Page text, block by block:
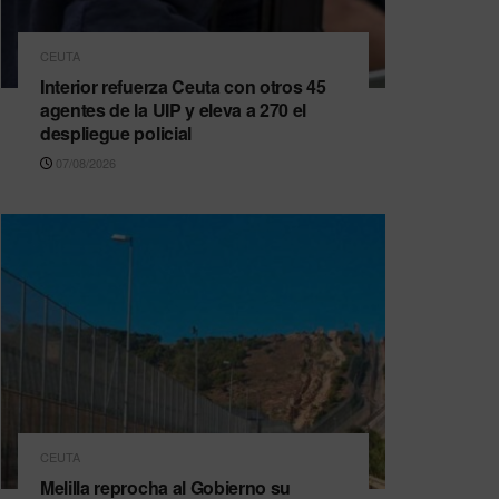
CEUTA
Interior refuerza Ceuta con otros 45
agentes de la UIP y eleva a 270 el
despliegue policial
07/08/2026
CEUTA
Melilla reprocha al Gobierno su